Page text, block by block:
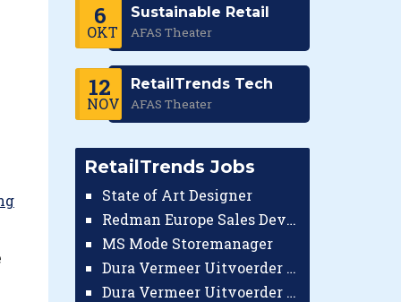
6
OKT
Sustainable Retail
AFAS Theater
12
NOV
RetailTrends Tech
AFAS Theater
RetailTrends Jobs
State of Art Designer
Redman Europe Sales Developer (Europe)
MS Mode Storemanager
Dura Vermeer Uitvoerder GWW Amsterdam
Dura Vermeer Uitvoerder Civiel Nijmegen